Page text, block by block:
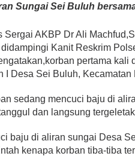
Sungai Sei Buluh
Sergai AKBP Dr Ali
Kanit Reskrim
pertama kali
I Desa Sei Buluh, Kecamatan
sedang mencuci baju di
dan langsung
baju di aliran sungai Desa
kenapa korban tiba-tiba